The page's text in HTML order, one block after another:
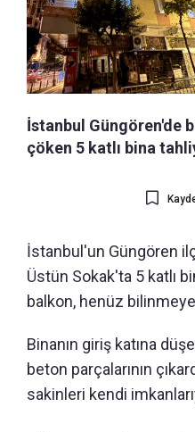
İstanbul Güngören'de
çöken 5 katlı bina
İstanbul'un Güngören
Üstün Sokak'ta 5 katlı
balkon, henüz
Binanın giriş katına
beton parçalarının
sakinleri kendi